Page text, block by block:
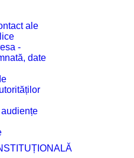
ale
-
date